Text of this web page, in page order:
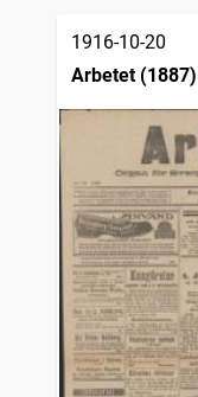
träffar
Trelleborgstidningen
träffar
Söderhamns tidning
Östgötaposten
träffar
1916-10-20
Arbetet (1887)